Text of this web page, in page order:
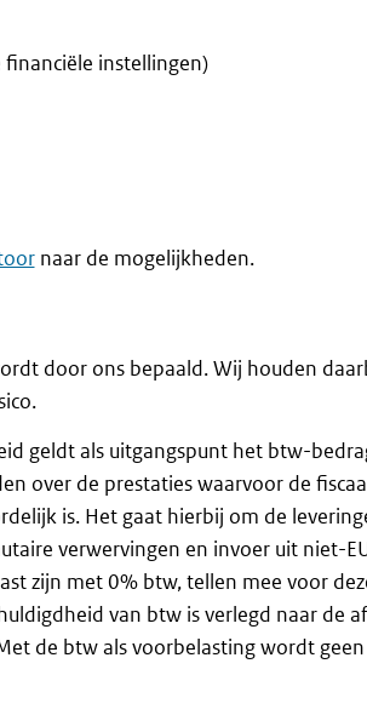
instellingen)
naar de mogelijkheden.
door ons bepaald. Wij houden
geldt als uitgangspunt het btw-
over de prestaties waarvoor de
is. Het gaat hierbij om de
verwervingen en invoer uit niet-
zijn met 0% btw, tellen mee voor
van btw is verlegd naar de
de btw als voorbelasting wordt